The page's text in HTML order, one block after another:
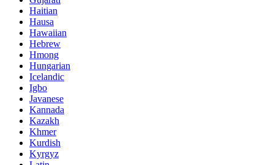
Haitian
Hausa
Hawaiian
Hebrew
Hmong
Hungarian
Icelandic
Igbo
Javanese
Kannada
Kazakh
Khmer
Kurdish
Kyrgyz